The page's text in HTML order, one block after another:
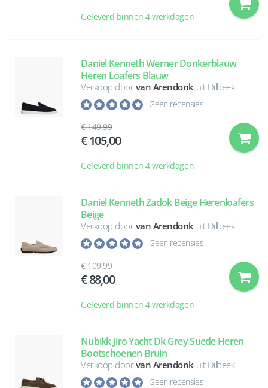
Geleverd binnen 4 werkdagen
Daniel Kenneth Werner Donkerblauw
Heren Loafers Blauw
Verkoop doorvan Arendonk uit Dilbeek
Geen recensies
149,99
105,00
Geleverd binnen 4 werkdagen
Daniel Kenneth Zadok Beige Herenloafers
Beige
Verkoop doorvan Arendonk uit Dilbeek
Geen recensies
109,99
88,00
Geleverd binnen 4 werkdagen
Nubikk Jiro Yacht Dk Grey Suede Heren
Bootschoenen Bruin
Verkoop doorvan Arendonk uit Dilbeek
Geen recensies